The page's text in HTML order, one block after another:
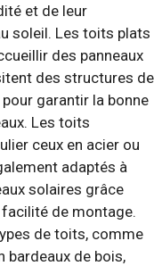
et de leur
soleil. Les toits plats
des panneaux
des structures de
garantir la bonne
Les toits
ceux en acier ou
adaptés à
solaires grâce
de montage.
de toits, comme
bardeaux de bois,